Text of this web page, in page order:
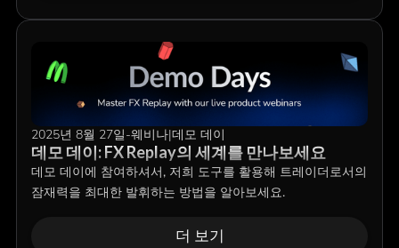
2025년 8월 27일-웨비나|데모 데이
데모 데이: FX Replay의 세계를 만나보세요
데모 데이에 참여하셔서, 저희 도구를 활용해 트레이더로서의
잠재력을 최대한 발휘하는 방법을 알아보세요.
더 보기